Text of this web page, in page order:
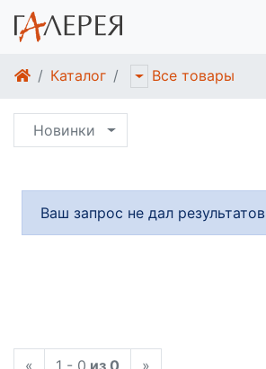
Каталог Все товары
Новинки
Ваш запрос не дал результатов